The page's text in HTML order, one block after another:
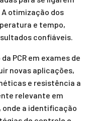
otimização dos
e tempo,
confiáveis.
PCR em exames de
novas aplicações,
e resistência a
relevante em
onde a identificação